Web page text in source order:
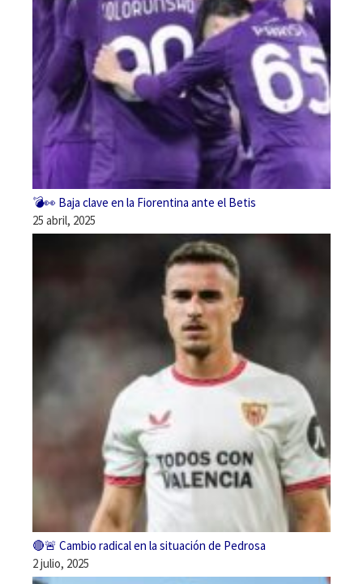
💣👀 Baja clave en la Fiorentina ante el Betis
25 abril, 2025
🔴🚨 Cambio radical en la situación de Pedrosa
2 julio, 2025